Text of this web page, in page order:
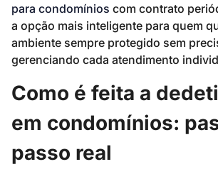
para condomínios com contrato
a opção mais inteligente para quem
ambiente sempre protegido sem
gerenciando cada atendimento
Como é feita a
em condomínios:
passo real